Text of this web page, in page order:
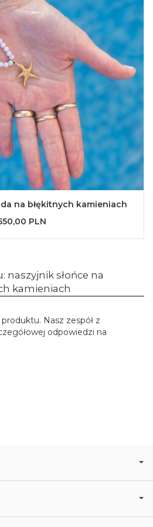
na błękitnych kamieniach
PLN
słońce na
kamieniach
Nasz zespół z
odpowiedzi na